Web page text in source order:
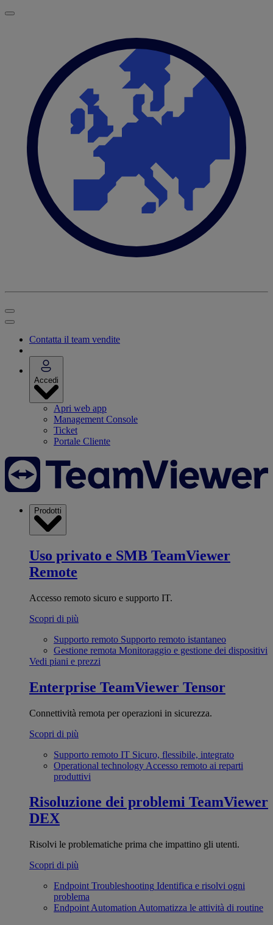
Contatta il team vendite
Accedi
Apri web app
Management Console
Ticket
Portale Cliente
Prodotti
Uso privato e SMB TeamViewer
Remote
Accesso remoto sicuro e supporto IT.
Scopri di più
Supporto remoto Supporto remoto istantaneo
Gestione remota Monitoraggio e gestione dei dispositivi
Vedi piani e prezzi
Enterprise TeamViewer Tensor
Connettività remota per operazioni in sicurezza.
Scopri di più
Supporto remoto IT Sicuro, flessibile, integrato
Operational technology Accesso remoto ai reparti
produttivi
Risoluzione dei problemi TeamViewer
DEX
Risolvi le problematiche prima che impattino gli utenti.
Scopri di più
Endpoint Troubleshooting Identifica e risolvi ogni
problema
Endpoint Automation Automatizza le attività di routine